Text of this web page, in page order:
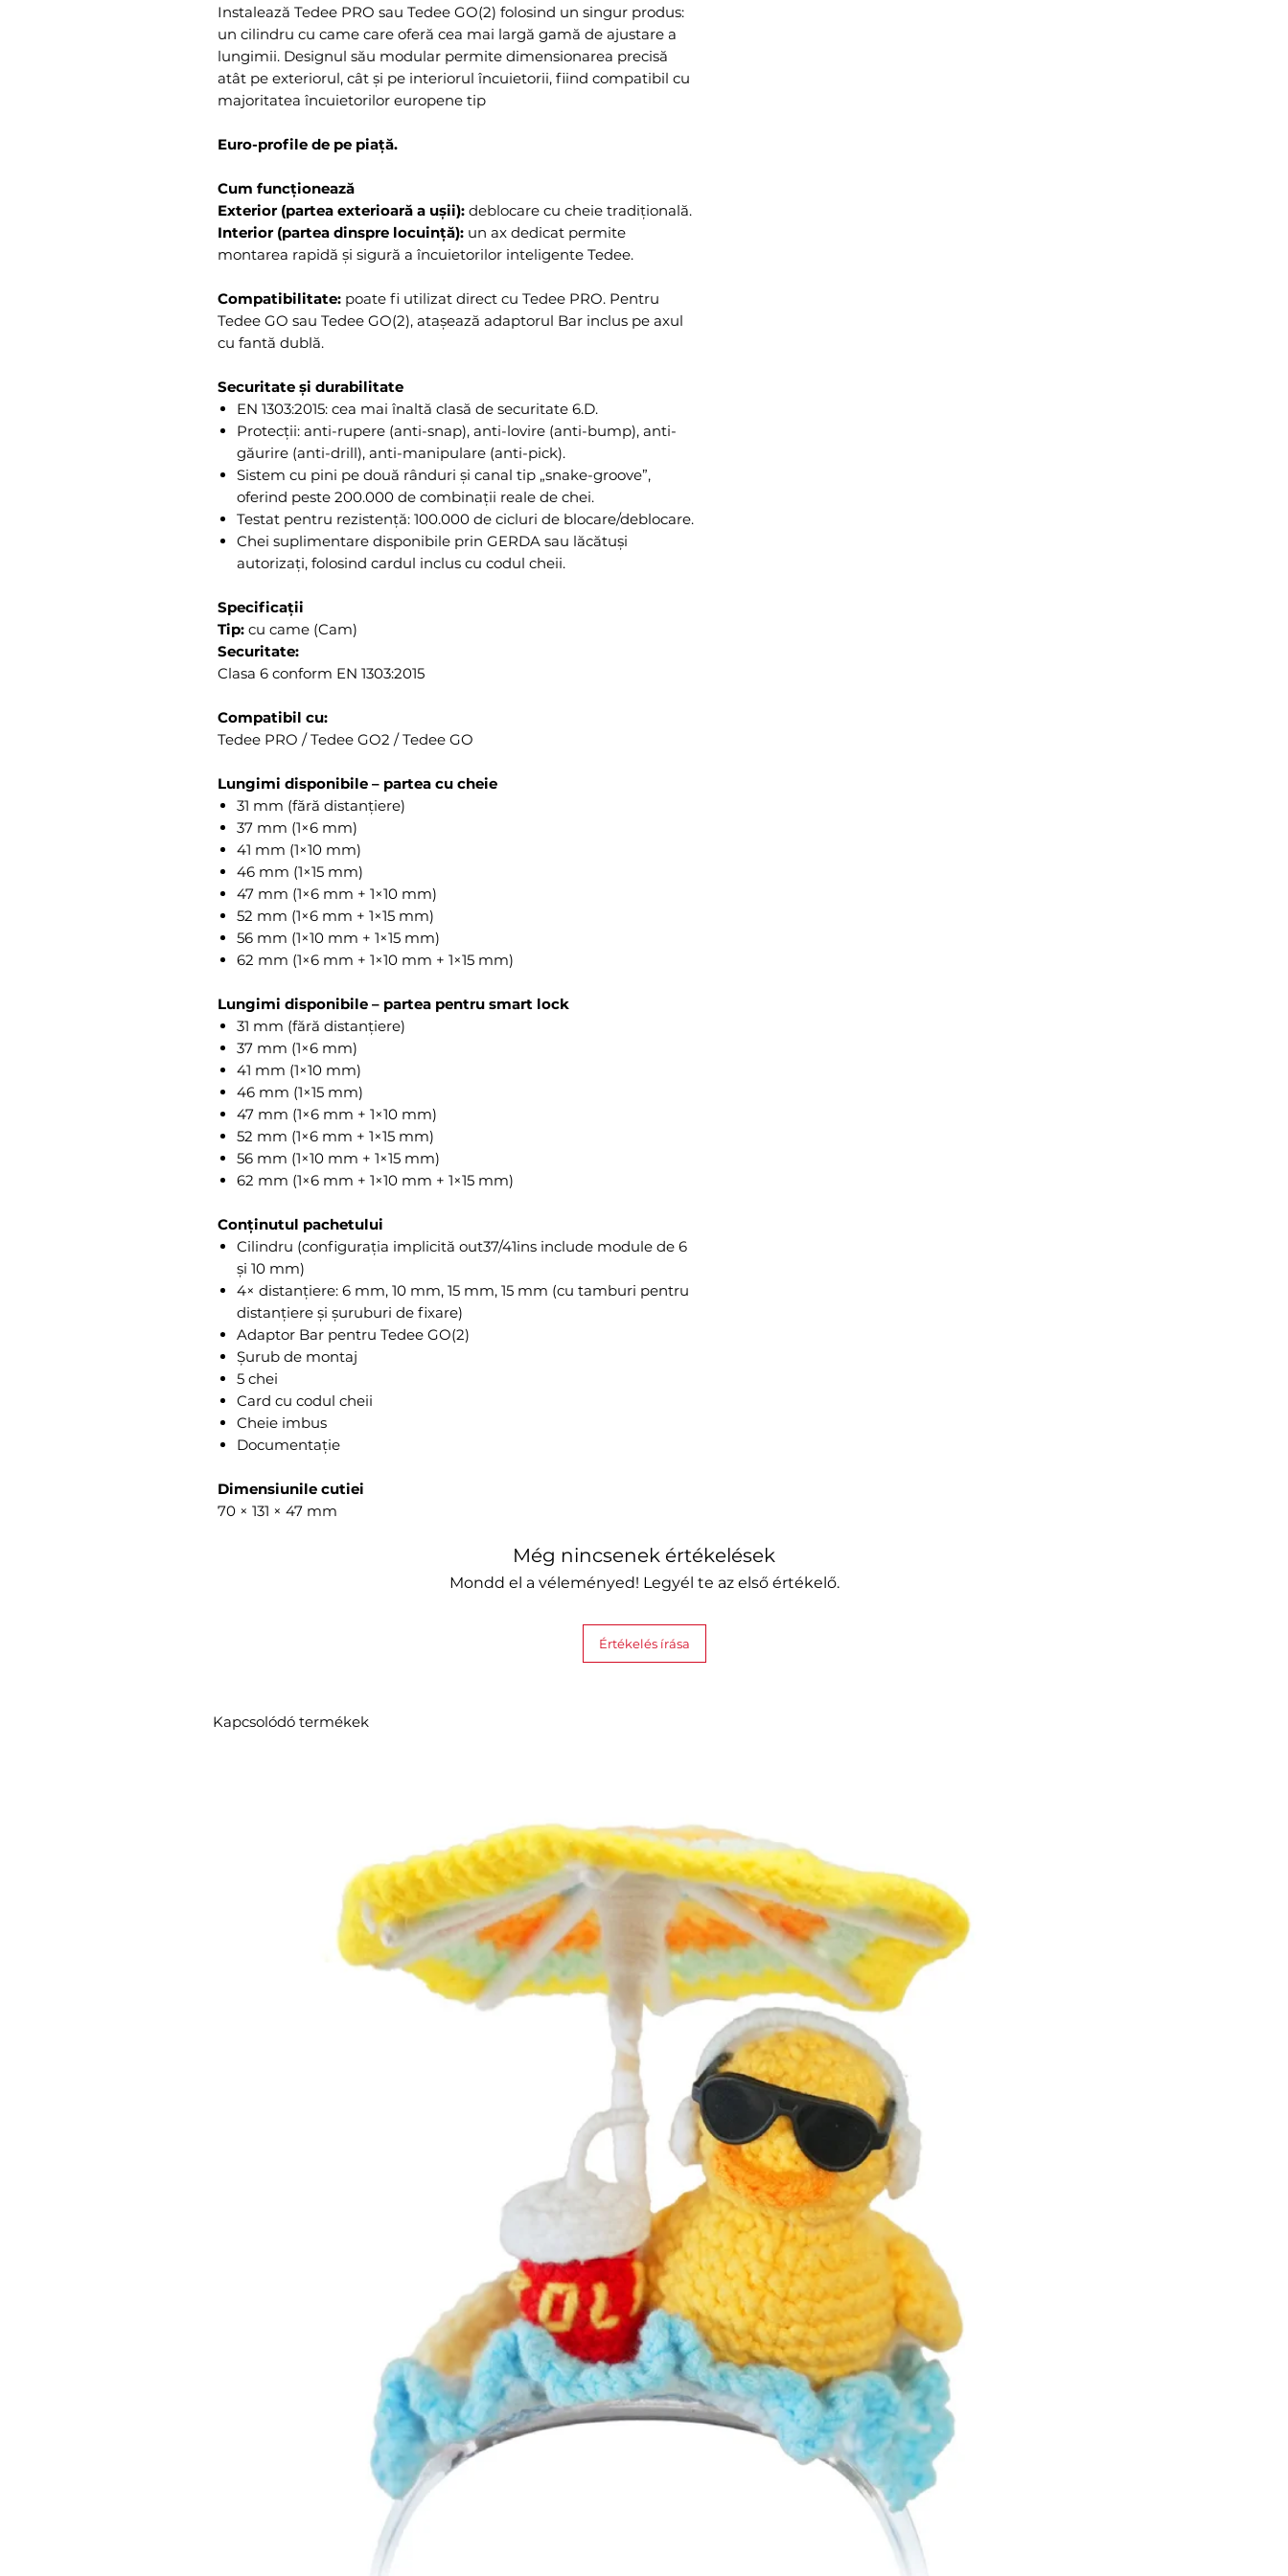
Instalează Tedee PRO sau Tedee GO(2) folosind un singur produs:
un cilindru cu came care oferă cea mai largă gamă de ajustare a
lungimii. Designul său modular permite dimensionarea precisă
atât pe exteriorul, cât și pe interiorul încuietorii, fiind compatibil cu
majoritatea încuietorilor europene tip
Euro-profile de pe piață.
Cum funcționează
Exterior (partea exterioară a ușii): deblocare cu cheie tradițională.
Interior (partea dinspre locuință): un ax dedicat permite
montarea rapidă și sigură a încuietorilor inteligente Tedee.
Compatibilitate: poate fi utilizat direct cu Tedee PRO. Pentru
Tedee GO sau Tedee GO(2), atașează adaptorul Bar inclus pe axul
cu fantă dublă.
Securitate și durabilitate
EN 1303:2015: cea mai înaltă clasă de securitate 6.D.
Protecții: anti-rupere (anti-snap), anti-lovire (anti-bump), anti-
găurire (anti-drill), anti-manipulare (anti-pick).
Sistem cu pini pe două rânduri și canal tip „snake-groove”,
oferind peste 200.000 de combinații reale de chei.
Testat pentru rezistență: 100.000 de cicluri de blocare/deblocare.
Chei suplimentare disponibile prin GERDA sau lăcătuși
autorizați, folosind cardul inclus cu codul cheii.
Specificații
Tip: cu came (Cam)
Securitate:
Clasa 6 conform EN 1303:2015
Compatibil cu:
Tedee PRO / Tedee GO2 / Tedee GO
Lungimi disponibile – partea cu cheie
31 mm (fără distanțiere)
37 mm (1×6 mm)
41 mm (1×10 mm)
46 mm (1×15 mm)
47 mm (1×6 mm + 1×10 mm)
52 mm (1×6 mm + 1×15 mm)
56 mm (1×10 mm + 1×15 mm)
62 mm (1×6 mm + 1×10 mm + 1×15 mm)
Lungimi disponibile – partea pentru smart lock
31 mm (fără distanțiere)
37 mm (1×6 mm)
41 mm (1×10 mm)
46 mm (1×15 mm)
47 mm (1×6 mm + 1×10 mm)
52 mm (1×6 mm + 1×15 mm)
56 mm (1×10 mm + 1×15 mm)
62 mm (1×6 mm + 1×10 mm + 1×15 mm)
Conținutul pachetului
Cilindru (configurația implicită out37/41ins include module de 6
și 10 mm)
4× distanțiere: 6 mm, 10 mm, 15 mm, 15 mm (cu tamburi pentru
distanțiere și șuruburi de fixare)
Adaptor Bar pentru Tedee GO(2)
Șurub de montaj
5 chei
Card cu codul cheii
Cheie imbus
Documentație
Dimensiunile cutiei
70 × 131 × 47 mm
Még nincsenek értékelések
Mondd el a véleményed! Legyél te az első értékelő.
Értékelés írása
Kapcsolódó termékek